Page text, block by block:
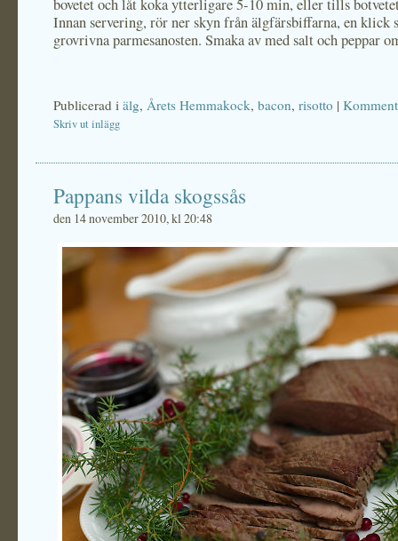
bovetet och låt koka ytterligare 5-10 min, eller tills
Innan servering, rör ner skyn från älgfärsbiffarna, en klick
grovrivna parmesanosten. Smaka av med salt och peppar
Publicerad i älg, Årets Hemmakock, bacon, risotto |
Skriv ut inlägg
Pappans vilda skogssås
den 14 november 2010, kl 20:48